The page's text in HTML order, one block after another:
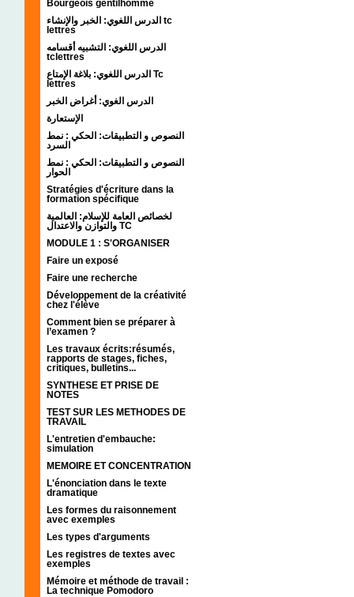
Bourgeois gentilhomme
الدرس اللغوي: الخبر والإنشاء tc
lettres
الدرس اللغوي: التشبيه أقسامه
tclettres
الدرس اللغوي: بلاغة الإمتاع Tc
lettres
الدرس الغوي: أغراض الخبر
الإستعارة
النصوص و التطبيقات: الحكي : نمط
السرد
النصوص و التطبيقات: الحكي : نمط
الحوار
Stratégies d'écriture dans la
formation spécifique
لخصائص العامة للإسلام: العالمية
والتوازن والاعتدال TC
MODULE 1 : S'ORGANISER
Faire un exposé
Faire une recherche
Développement de la créativité
chez l'élève
Comment bien se préparer à
l’examen ?
Les travaux écrits:résumés,
rapports de stages, fiches,
critiques, bulletins...
SYNTHESE ET PRISE DE
NOTES
TEST SUR LES METHODES DE
TRAVAIL
L'entretien d'embauche:
simulation
MEMOIRE ET CONCENTRATION
L'énonciation dans le texte
dramatique
Les formes du raisonnement
avec exemples
Les types d'arguments
Les registres de textes avec
exemples
Mémoire et méthode de travail :
La technique Pomodoro